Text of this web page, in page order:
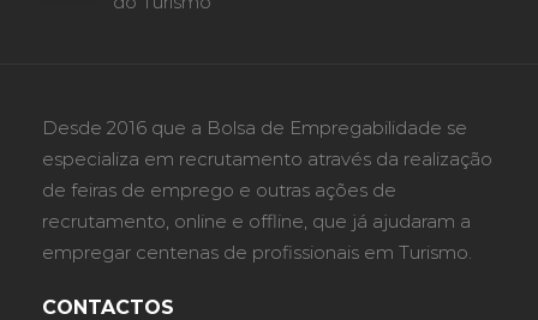
Desde 2016 que a Bolsa de Empregabilidade se
especializa em recrutamento através da realização
de feiras de emprego e outras ações de
recrutamento, online e offline, que já ajudaram a
empregar centenas de profissionais em Turismo.
CONTACTOS